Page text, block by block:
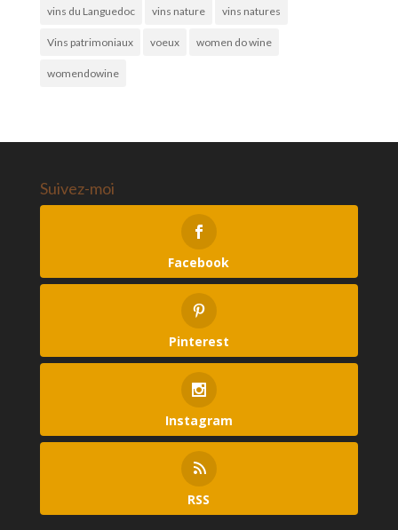
vins du Languedoc vins nature vins natures
Vins patrimoniaux voeux women do wine
womendowine
Suivez-moi
Facebook
Pinterest
Instagram
RSS